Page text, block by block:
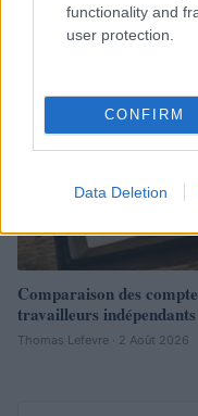
functionality and
user protection.
CONFIRM
Data Deletion
Comparaison des
travailleurs indépendants
Thomas Lefevre · 2 Août 2026